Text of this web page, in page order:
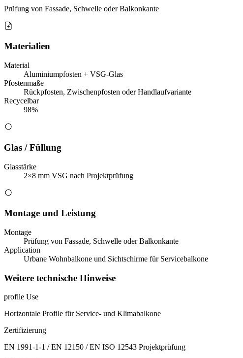
Prüfung von Fassade, Schwelle oder Balkonkante
Materialien
Material
Aluminiumpfosten + VSG-Glas
Pfostenmaße
Rückpfosten, Zwischenpfosten oder Handlaufvariante
Recycelbar
98%
Glas / Füllung
Glasstärke
2×8 mm VSG nach Projektprüfung
Montage und Leistung
Montage
Prüfung von Fassade, Schwelle oder Balkonkante
Application
Urbane Wohnbalkone und Sichtschirme für Servicebalkone
Weitere technische Hinweise
profile Use
Horizontale Profile für Service- und Klimabalkone
Zertifizierung
EN 1991-1-1 / EN 12150 / EN ISO 12543 Projektprüfung